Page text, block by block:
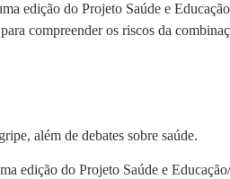
edição do Projeto Saúde e
compreender os riscos da
além de debates sobre saúde.
edição do Projeto Saúde e